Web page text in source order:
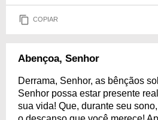
COPIAR
Abençoa, Senhor
Derrama, Senhor, as bênçãos
Senhor possa estar presente
sua vida! Que, durante seu